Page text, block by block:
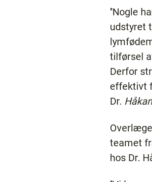
''Nogle
udstyret
tilførsel
Derfor
effektivt
Dr.
teamet
hos Dr.